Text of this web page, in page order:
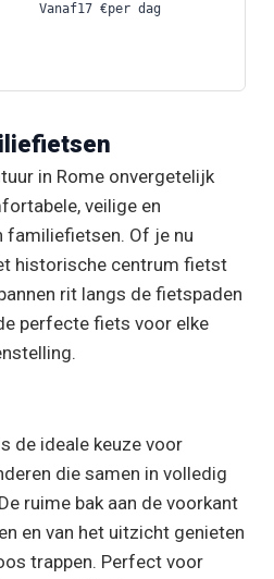
Vanaf17 €per dag
in Rome onvergetelijk
veilige en
familiefietsen. Of je nu
historische centrum fietst
rit langs de fietspaden
perfecte fiets voor elke
de ideale keuze voor
die samen in volledig
ruime bak aan de voorkant
en van het uitzicht genieten
trappen. Perfect voor